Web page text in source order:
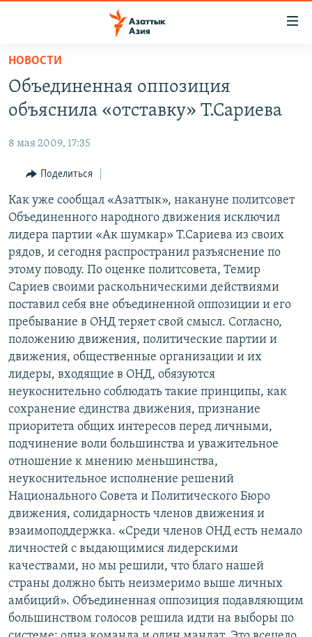
Вернуться
основному
содержанию
навигации
Вернутся
поиску
ЦЕНТРАЛЬНАЯ АЗИЯ
КАЗАХСТАН
УЗБЕКИСТАН
ТАДЖИКИСТАН
НОВОСТИ
НА ДРУГИХ ЯЗЫКАХ
ҚАЗАҚША
КЫРГЫЗЧА
ЎЗБЕКЧА
ТОҶИКӢ
TÜRKMENÇE
Все сайты РСЕ/РС
НОВОСТИ
Объединенная оппозиция
объяснила «отставку» Т.Сариева
8 мая 2009, 17:35
Поделиться
Как уже сообщал «Азаттык», накануне политсовет
Объединенного народного движения исключил
лидера партии «Ак шумкар» Т.Сариева из своих
рядов, и сегодня распространил разъяснение по
этому поводу. По оценке политсовета, Темир
Сариев своими раскольническими действиями
поставил себя вне объединенной оппозиции и его
пребывание в ОНД теряет свой смысл. Согласно,
положению движения, политические партии и
движения, общественные организации и их
лидеры, входящие в ОНД, обязуются
неукоснительно соблюдать такие принципы, как
сохранение единства движения, признание
приоритета общих интересов перед личными,
подчинение воли большинства и уважительное
отношение к мнению меньшинства,
неукоснительное исполнение решений
Национального Совета и Политического Бюро
движения, солидарность членов движения и
взаимоподдержка. «Среди членов ОНД есть немало
личностей с выдающимися лидерскими
качествами, но мы решили, что благо нашей
страны должно быть неизмеримо выше личных
амбиций». Объединенная оппозиция подавляющим
большинством голосов решила идти на выборы по